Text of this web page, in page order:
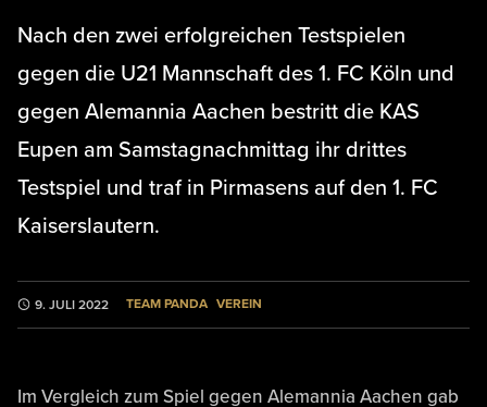
Nach den zwei erfolgreichen Testspielen
gegen die U21 Mannschaft des 1. FC Köln und
gegen Alemannia Aachen bestritt die KAS
Eupen am Samstagnachmittag ihr drittes
Testspiel und traf in Pirmasens auf den 1. FC
Kaiserslautern.
9. JULI 2022 TEAM PANDA VEREIN
Im Vergleich zum Spiel gegen Alemannia Aachen gab